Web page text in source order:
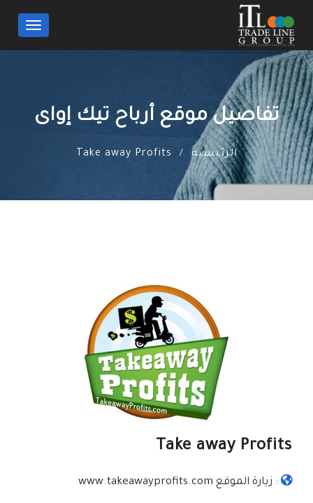
Toggle
تفاصيل موقع أرباح تيك إواى
الرئيسية /
Take away Profits
Take away Profits
: زيارة الموقع www.takeawayprofits.com